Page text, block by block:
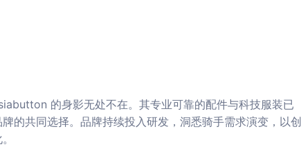
的身影无处不在。其专业可靠的配件与科技服装已
的共同选择。品牌持续投入研发，洞悉骑手需求演变，以创